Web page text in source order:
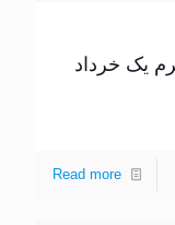
یک خرداد
Read more